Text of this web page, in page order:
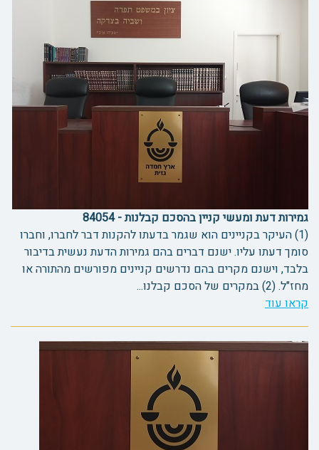
גמירות דעת ומעשי קניין בהסכם קבלנות - 84054
(1) העיקר בקניינים הוא שגמר בדעתו להקנות דבר לחברו, וחברו
סומך דעתו עליו. ישנם דברים בהם גמירות הדעת נעשית בדיבור
בלבד, וישנם מקרים בהם נדרשים קניינים מפורשים מהתורה או
מחז"ל. (2) במקרים של הסכם קבלנו...
קראו עוד